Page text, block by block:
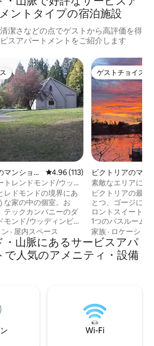
ントタイプの宿泊施設
潔さなどの点でゲストから高評価を得
スアパートメントをご紹介します
ョイスです。
マンショ
レビュー113件、5つ星中4.96つ
4.96 (113)
トレンドモンド/ウッデ
クイーン
レドモンドの境界にあ
な家の中の個室。お
テックカンパニーのダ
モンド/ウッディンビ
、カークランドまで5
ーまで20 ～25分、シア
です。750平方フィー
アーチ型天井。天窓、
があります。森のある
室内は禁煙です。
· 屋内スペース
ゲストチョイス
ゲストチョイス
ビクトリアのマン
アパート
素敵なエリアにあ
ーフロントスイー
ビクトリアの最
とつ、ゴージにあ
ロントスイート
1つのバスルーム
ングルームがあり
な家族向けのエリ
ック付きの素晴ら
から離れて休息
洋の楽園で泳ぐことが
様まで。つまり、
利用いただけます
家族 · ロケーショ
・山脈にあるサービスアパ
で人気のアメニティ・設備
Wi-Fi